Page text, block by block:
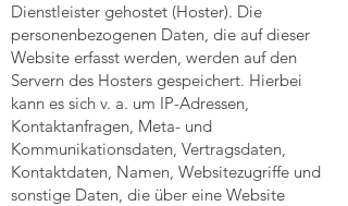
Dienstleister gehostet (Hoster). Die
personenbezogenen Daten, die auf dieser
Website erfasst werden, werden auf den
Servern des Hosters gespeichert. Hierbei
kann es sich v. a. um IP-Adressen,
Kontaktanfragen, Meta- und
Kommunikationsdaten, Vertragsdaten,
Kontaktdaten, Namen, Websitezugriffe und
sonstige Daten, die über eine Website